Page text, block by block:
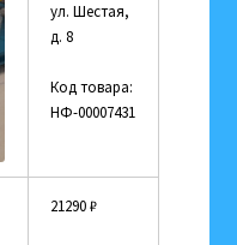
ул. Шестая,
д. 8
Код товара:
НФ-00007431
21290₽